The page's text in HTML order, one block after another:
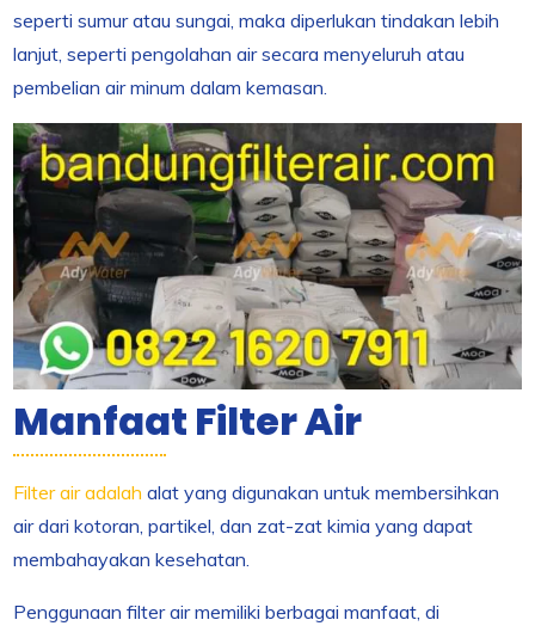
seperti sumur atau sungai, maka diperlukan tindakan lebih
lanjut, seperti pengolahan air secara menyeluruh atau
pembelian air minum dalam kemasan.
Manfaat Filter Air
Filter air adalah alat yang digunakan untuk membersihkan
air dari kotoran, partikel, dan zat-zat kimia yang dapat
membahayakan kesehatan.
Penggunaan filter air memiliki berbagai manfaat, di